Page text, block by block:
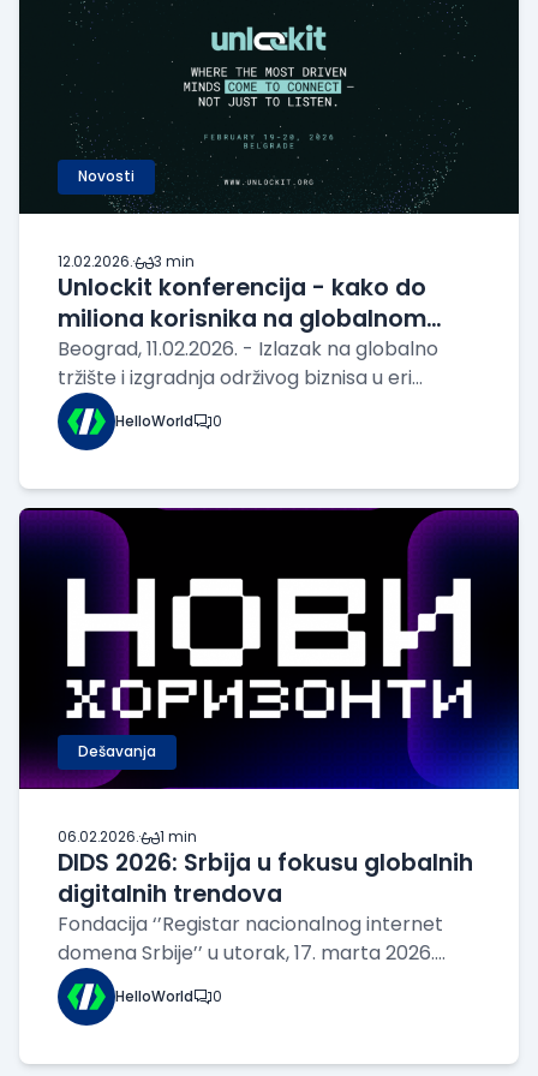
Novosti
12.02.2026.· 3 min
Unlockit konferencija - kako do
miliona korisnika na globalnom
tržištu
Beograd, 11.02.2026. - Izlazak na globalno
tržište i izgradnja održivog biznisa u eri
veštačke inteligencije postaju ključni izazovi
za osnivače i kompanije širom sveta, kao i u
koja se održava 19. i 20. februara
HelloWorld 0
Dešavanja
06.02.2026.· 1 min
DIDS 2026: Srbija u fokusu globalnih
digitalnih trendova
Fondacija ‘’Registar nacionalnog internet
domena Srbije’’ u utorak, 17. marta 2026.
godine u Domu omladine Beograda
organizuje konferenciju Dan internet
DIDS 2026, pod sloganom „Novi horizonti“
HelloWorld 0